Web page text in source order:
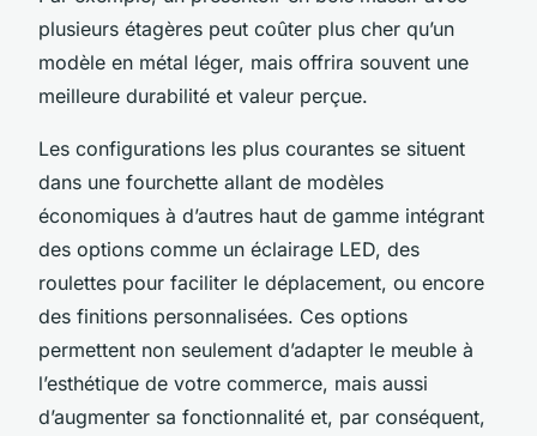
plusieurs étagères peut coûter plus cher qu’un
modèle en métal léger, mais offrira souvent une
meilleure durabilité et valeur perçue.
Les configurations les plus courantes se situent
dans une fourchette allant de modèles
économiques à d’autres haut de gamme intégrant
des options comme un éclairage LED, des
roulettes pour faciliter le déplacement, ou encore
des finitions personnalisées. Ces options
permettent non seulement d’adapter le meuble à
l’esthétique de votre commerce, mais aussi
d’augmenter sa fonctionnalité et, par conséquent,